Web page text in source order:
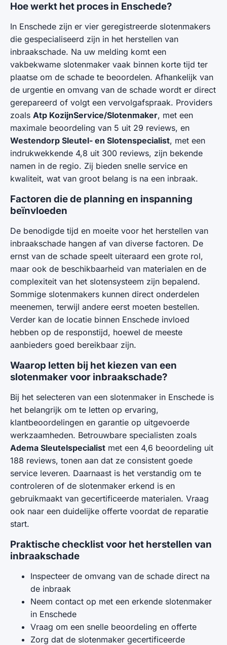
Hoe werkt het proces in Enschede?
In Enschede zijn er vier geregistreerde slotenmakers
die gespecialiseerd zijn in het herstellen van
inbraakschade. Na uw melding komt een
vakbekwame slotenmaker vaak binnen korte tijd ter
plaatse om de schade te beoordelen. Afhankelijk van
de urgentie en omvang van de schade wordt er direct
gerepareerd of volgt een vervolgafspraak. Providers
zoals Atp KozijnService/Slotenmaker, met een
maximale beoordeling van 5 uit 29 reviews, en
Westendorp Sleutel- en Slotenspecialist, met een
indrukwekkende 4,8 uit 300 reviews, zijn bekende
namen in de regio. Zij bieden snelle service en
kwaliteit, wat van groot belang is na een inbraak.
Factoren die de planning en inspanning
beïnvloeden
De benodigde tijd en moeite voor het herstellen van
inbraakschade hangen af van diverse factoren. De
ernst van de schade speelt uiteraard een grote rol,
maar ook de beschikbaarheid van materialen en de
complexiteit van het slotensysteem zijn bepalend.
Sommige slotenmakers kunnen direct onderdelen
meenemen, terwijl andere eerst moeten bestellen.
Verder kan de locatie binnen Enschede invloed
hebben op de responstijd, hoewel de meeste
aanbieders goed bereikbaar zijn.
Waarop letten bij het kiezen van een
slotenmaker voor inbraakschade?
Bij het selecteren van een slotenmaker in Enschede is
het belangrijk om te letten op ervaring,
klantbeoordelingen en garantie op uitgevoerde
werkzaamheden. Betrouwbare specialisten zoals
Adema Sleutelspecialist met een 4,6 beoordeling uit
188 reviews, tonen aan dat ze consistent goede
service leveren. Daarnaast is het verstandig om te
controleren of de slotenmaker erkend is en
gebruikmaakt van gecertificeerde materialen. Vraag
ook naar een duidelijke offerte voordat de reparatie
start.
Praktische checklist voor het herstellen van
inbraakschade
Inspecteer de omvang van de schade direct na
de inbraak
Neem contact op met een erkende slotenmaker
in Enschede
Vraag om een snelle beoordeling en offerte
Zorg dat de slotenmaker gecertificeerde